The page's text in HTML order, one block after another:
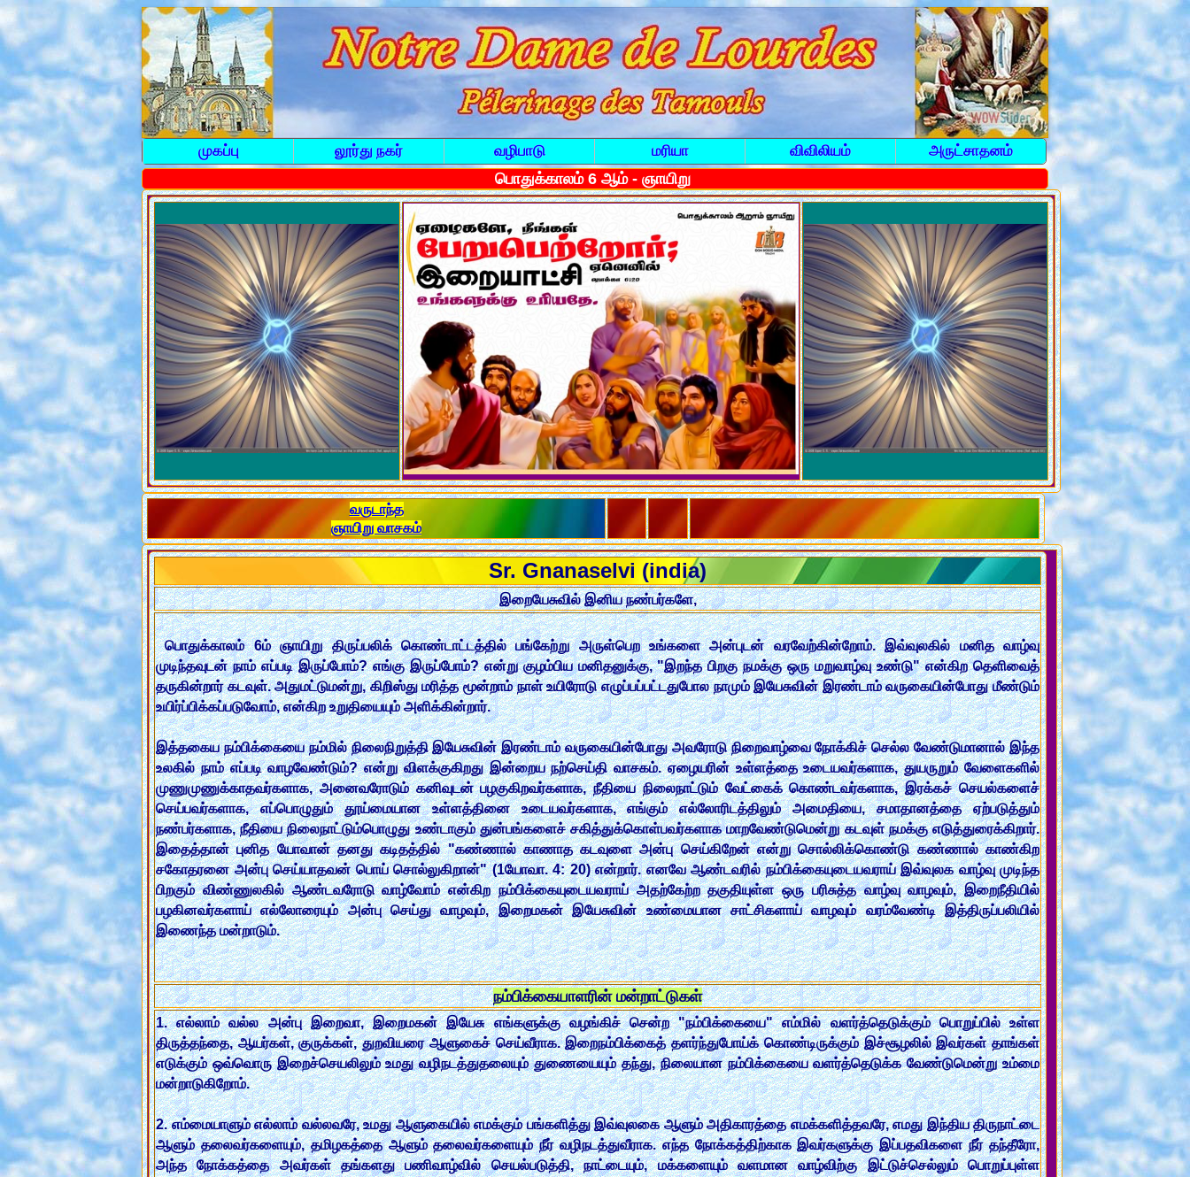
முகப்பு லூர்து நகர் வழிபாடு மரியா விவிலியம் அருட்சாதனம்
பொதுக்காலம் 6 ஆம் - ஞாயிறு
வருடாந்த
ஞாயிறு வாசகம்
Sr. Gnanaselvi (india)
இறையேசுவில் இனிய நண்பர்களே,
பொதுக்காலம் 6ம் ஞாயிறு திருப்பலிக் கொண்டாட்டத்தில் பங்கேற்று அருள்பெற உங்களை அன்புடன் வரவேற்கின்றோம். இவ்வுலகில் மனித வாழ்வு
முடிந்தவுடன் நாம் எப்படி இருப்போம்? எங்கு இருப்போம்? என்று குழம்பிய மனிதனுக்கு, "இறந்த பிறகு நமக்கு ஒரு மறுவாழ்வு உண்டு" என்கிற தெளிவைத்
தருகின்றார் கடவுள். அதுமட்டுமன்று, கிறிஸ்து மரித்த மூன்றாம் நாள் உயிரோடு எழுப்பப்பட்டதுபோல நாமும் இயேசுவின் இரண்டாம் வருகையின்போது மீண்டும்
உயிர்ப்பிக்கப்படுவோம், என்கிற உறுதியையும் அளிக்கின்றார்.
இத்தகைய நம்பிக்கையை நம்மில் நிலைநிறுத்தி இயேசுவின் இரண்டாம் வருகையின்போது அவரோடு நிறைவாழ்வை நோக்கிச் செல்ல வேண்டுமானால் இந்த
உலகில் நாம் எப்படி வாழவேண்டும்? என்று விளக்குகிறது இன்றைய நற்செய்தி வாசகம். ஏழையரின் உள்ளத்தை உடையவர்களாக, துயருறும் வேளைகளில்
முணுமுணுக்காதவர்களாக, அனைவரோடும் கனிவுடன் பழகுகிறவர்களாக, நீதியை நிலைநாட்டும் வேட்கைக் கொண்டவர்களாக, இரக்கச் செயல்களைச்
செய்பவர்களாக, எப்பொழுதும் தூய்மையான உள்ளத்தினை உடையவர்களாக, எங்கும் எல்லோரிடத்திலும் அமைதியை, சமாதானத்தை ஏற்படுத்தும்
நண்பர்களாக, நீதியை நிலைநாட்டும்பொழுது உண்டாகும் துன்பங்களைச் சகித்துக்கொள்பவர்களாக மாறவேண்டுமென்று கடவுள் நமக்கு எடுத்துரைக்கிறார்.
இதைத்தான் புனித யோவான் தனது கடிதத்தில் "கண்ணால் காணாத கடவுளை அன்பு செய்கிறேன் என்று சொல்லிக்கொண்டு கண்ணால் காண்கிற
சகோதரனை அன்பு செய்யாதவன் பொய் சொல்லுகிறான்" (1யோவா. 4: 20) என்றார். எனவே ஆண்டவரில் நம்பிக்கையுடையவராய் இவ்வுலக வாழ்வு முடிந்த
பிறகும் விண்ணுலகில் ஆண்டவரோடு வாழ்வோம் என்கிற நம்பிக்கையுடையவராய் அதற்கேற்ற தகுதியுள்ள ஒரு பரிசுத்த வாழ்வு வாழவும், இறைநீதியில்
பழகினவர்களாய் எல்லோரையும் அன்பு செய்து வாழவும், இறைமகன் இயேசுவின் உண்மையான சாட்சிகளாய் வாழவும் வரம்வேண்டி இத்திருப்பலியில்
இணைந்த மன்றாடும்.
நம்பிக்கையாளரின் மன்றாட்டுகள்
1. எல்லாம் வல்ல அன்பு இறைவா, இறைமகன் இயேசு எங்களுக்கு வழங்கிச் சென்ற "நம்பிக்கையை" எம்மில் வளர்த்தெடுக்கும் பொறுப்பில் உள்ள
திருத்தந்தை, ஆயர்கள், குருக்கள், துறவியரை ஆளுகைச் செய்வீராக. இறைநம்பிக்கைத் தளர்ந்துபோய்க் கொண்டிருக்கும் இச்சூழலில் இவர்கள் தாங்கள்
எடுக்கும் ஒவ்வொரு இறைச்செயலிலும் உமது வழிநடத்துதலையும் துணையையும் தந்து, நிலையான நம்பிக்கையை வளர்த்தெடுக்க வேண்டுமென்று உம்மை
மன்றாடுகிறோம்.
2. எம்மையாளும் எல்லாம் வல்லவரே, உமது ஆளுகையில் எமக்கும் பங்களித்து இவ்வுலகை ஆளும் அதிகாரத்தை எமக்களித்தவரே, எமது இந்திய திருநாட்டை
ஆளும் தலைவர்களையும், தமிழகத்தை ஆளும் தலைவர்களையும் நீர் வழிநடத்துவீராக. எந்த நோக்கத்திற்காக இவர்களுக்கு இப்பதவிகளை நீர் தந்தீரோ,
அந்த நோக்கத்தை அவர்கள் தங்களது பணிவாழ்வில் செயல்படுத்தி, நாட்டையும், மக்களையும் வளமான வாழ்விற்கு இட்டுச்செல்லும் பொறுப்புள்ள